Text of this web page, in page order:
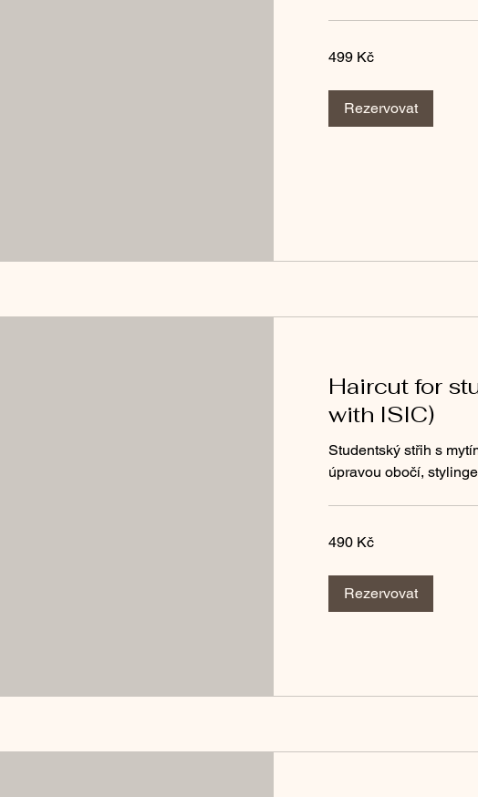
českých
499 Kč
Rezervovat
Haircut for
with ISIC)
Studentský střih s
úpravou obočí,
českých
490 Kč
Rezervovat